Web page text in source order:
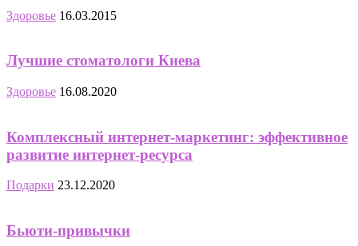
Здоровье 16.03.2015
Лучшие стоматологи Киева
Здоровье 16.08.2020
Комплексный интернет-маркетинг: эффективное
развитие интернет-ресурса
Подарки 23.12.2020
Бьюти-привычки